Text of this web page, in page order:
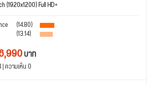
(1920x1200) Full HD+
(14.80)
(13.14)
บาท
ความเห็น 0